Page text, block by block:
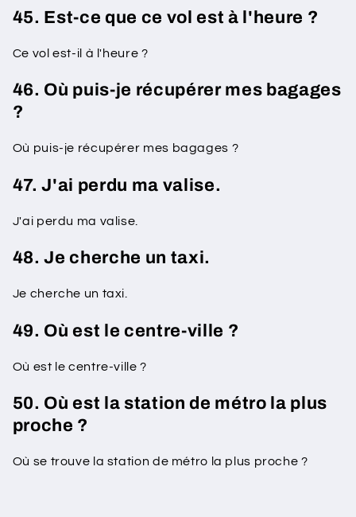
45. Est-ce que ce vol est à l'heure ?
Ce vol est-il à l'heure ?
46. ​​Où puis-je récupérer mes bagages
?
Où puis-je récupérer mes bagages ?
47. J'ai perdu ma valise.
J'ai perdu ma valise.
48. Je cherche un taxi.
Je cherche un taxi.
49. Où est le centre-ville ?
Où est le centre-ville ?
50. Où est la station de métro la plus
proche ?
Où se trouve la station de métro la plus proche ?